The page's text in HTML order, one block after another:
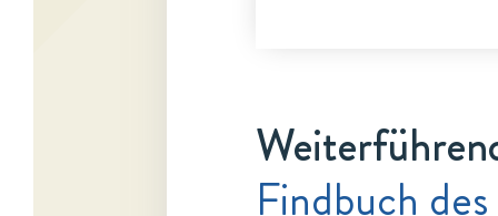
Findbuch